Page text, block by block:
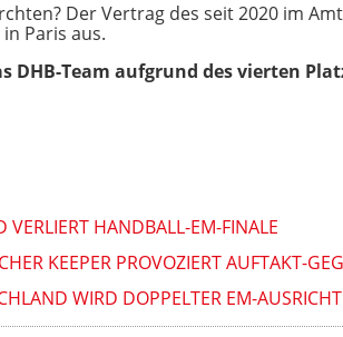
Der Vertrag des seit 2020 im
Paris aus.
Team aufgrund des vierten
HANDBALL-EM-FINALE
KEEPER PROVOZIERT AUFTAKT-
WIRD DOPPELTER EM-